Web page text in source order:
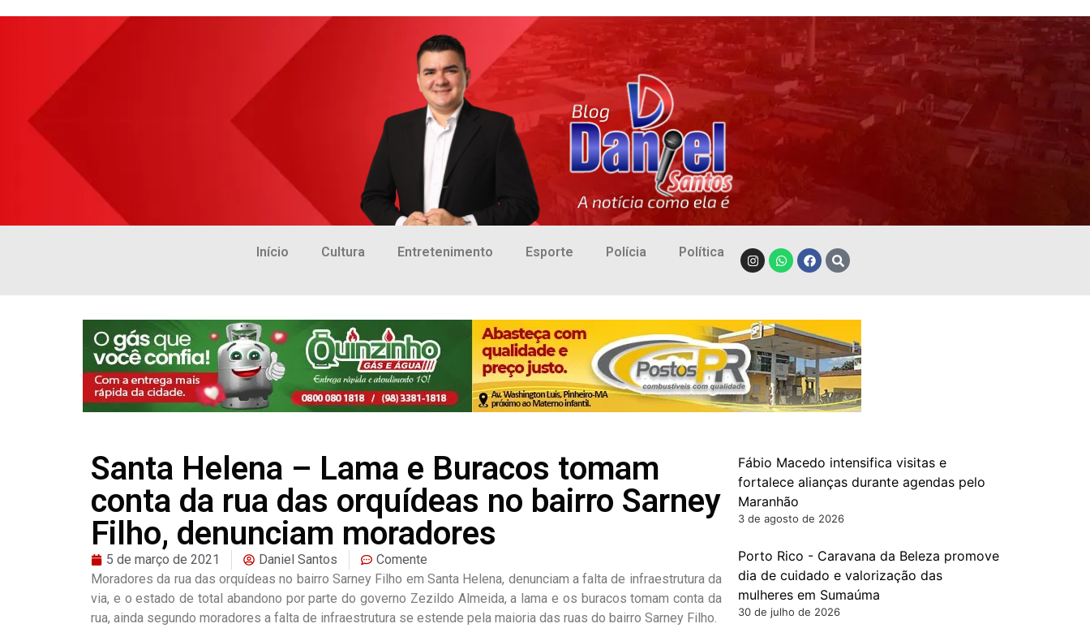
Início Cultura Entretenimento Esporte Polícia Política
Santa Helena – Lama e Buracos tomam
conta da rua das orquídeas no bairro Sarney
Filho, denunciam moradores
5 de março de 2021 Daniel Santos
Comente
Moradores da rua das orquídeas no bairro Sarney Filho em Santa Helena, denunciam a falta de infraestrutura da
via, e o estado de total abandono por parte do governo Zezildo Almeida, a lama e os buracos tomam conta da
rua, ainda segundo moradores a falta de infraestrutura se estende pela maioria das ruas do bairro Sarney Filho.
Fábio Macedo intensifica visitas e
fortalece alianças durante agendas pelo
Maranhão
3 de agosto de 2026
Porto Rico - Caravana da Beleza promove
dia de cuidado e valorização das
mulheres em Sumaúma
30 de julho de 2026